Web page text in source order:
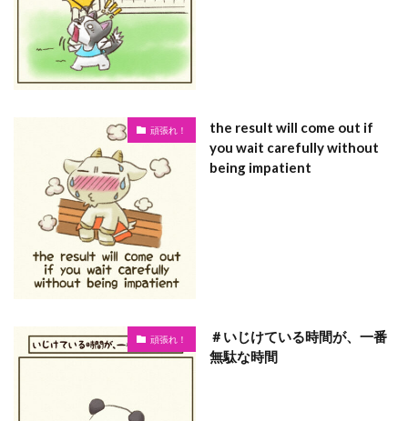
頑張れ！
the result will come out if
you wait carefully without
being impatient
頑張れ！
＃いじけている時間が、一番
無駄な時間